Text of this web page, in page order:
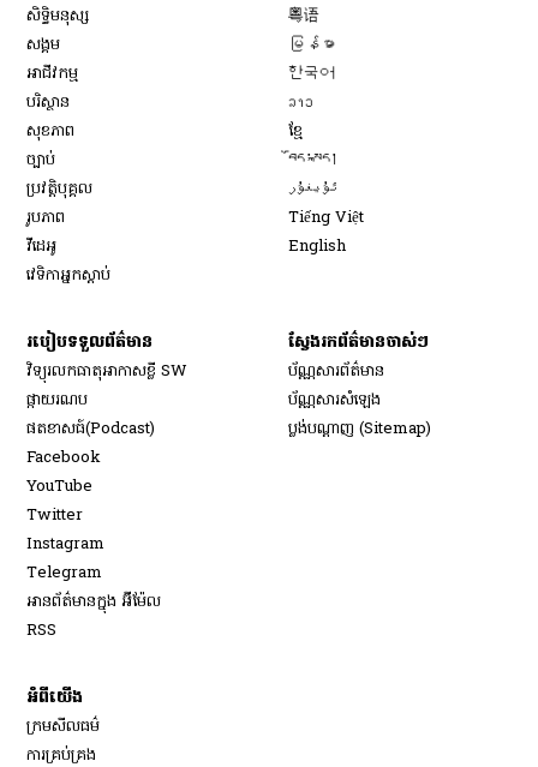
សិទ្ធិ​មនុស្ស
សង្គម
អាជីវកម្ម
បរិស្ថាន
សុខភាព
ច្បាប់
ប្រវត្តិបុគ្គល
រូបភាព
វីដេអូ
វេទិកា​អ្នក​ស្ដាប់
粤语
မြန်မာ
한국어
ລາວ
ខ្មែ
བོད་སྐད།
ئۇيغۇر
Tiếng Việt
English
របៀប​ទទួល​ព័ត៌មាន​
វិទ្យុ​រលក​ធាតុអាកាស​ខ្លី SW
​ផ្កាយ​រណប
​ផតខាសធ៍(Podcast)
Facebook
YouTube
Twitter
Instagram
Telegram
អានព័ត៌មានក្នុង អ៊ីម៉ែល
RSS
ស្វែងរកព័ត៌មានចាស់ៗ
ប័ណ្ណសារ​ព័ត៌មាន​
ប័ណ្ណសារ​សំឡេង
ប្លង់បណ្តាញ (Sitemap)
អំពីយើង
ក្រមសីលធម៌
ការគ្រប់គ្រង